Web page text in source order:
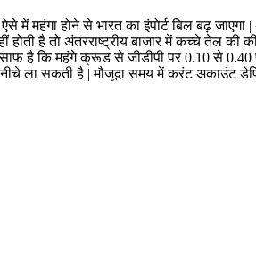
होने से भारत का इंपोर्ट बिल बढ़ जाएगा
होती है तो अंतरराष्ट्रीय बाजार में कच्चे
है कि महंगे क्रूड से जीडीपी पर 0.10 से
नीचे ला सकती है | मौजूदा समय में करंट